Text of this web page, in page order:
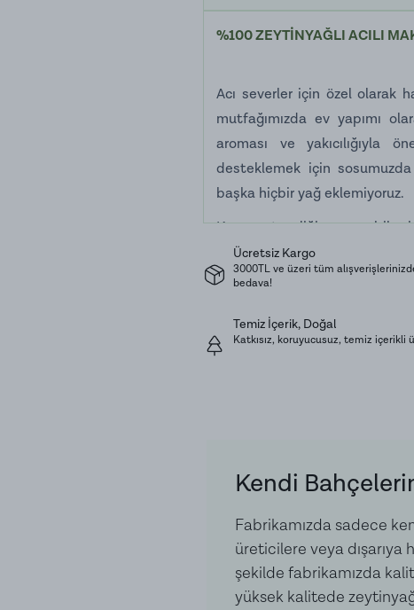
%100 ZEYTİNYAĞLI ACILI
Acı severler için özel olarak
mutfağımızda ev yapımı
aroması ve yakıcılığıyla
desteklemek için sosumuzda
başka hiçbir yağ eklemiyoruz.
Kıvamı, tazeliği ve acı
yemeklerden
İtalyan esintisi sunar.
Muhafaza Koşulları:Karanlık,
saklamanızı tavsiye ederiz.
Ücretsiz Kargo
3000TL ve üzeri tüm
bedava!
Temiz İçerik, Doğal
Katkısız, koruyucusuz, temiz içerikli
Kendi
Fabrikamızda sadece
üreticilere veya dışarıya
şekilde fabrikamızda
yüksek kalitede